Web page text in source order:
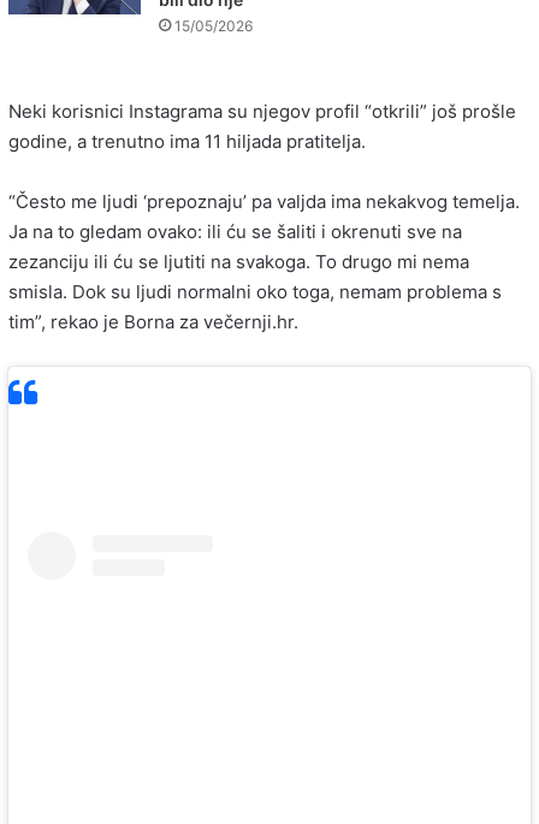
15/05/2026
Neki korisnici Instagrama su njegov profil “otkrili” još prošle
godine, a trenutno ima 11 hiljada pratitelja.
“Često me ljudi ‘prepoznaju’ pa valjda ima nekakvog temelja.
Ja na to gledam ovako: ili ću se šaliti i okrenuti sve na
zezanciju ili ću se ljutiti na svakoga. To drugo mi nema
smisla. Dok su ljudi normalni oko toga, nemam problema s
tim”, rekao je Borna za večernji.hr.